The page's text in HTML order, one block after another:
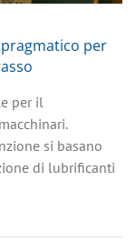
per
per il
si basano
di lubrificanti